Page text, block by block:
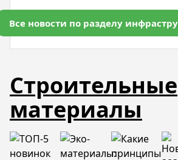
Neuroject можно уточнить
самых впечатляющих проектов на
обзором инфраструктуры и
Все новости по разделу
Строительные
материалы